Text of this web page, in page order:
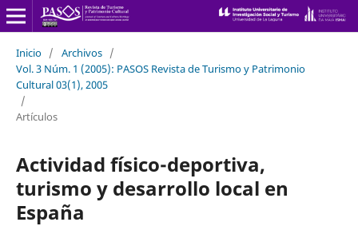
Inicio / Archivos /
Vol. 3 Núm. 1 (2005): PASOS Revista de Turismo y Patrimonio
Cultural 03(1), 2005
/
Artículos
Actividad físico-deportiva,
turismo y desarrollo local en
España